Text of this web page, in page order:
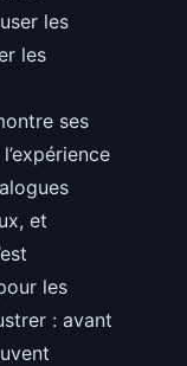
les
les
ses
et
les
: avant